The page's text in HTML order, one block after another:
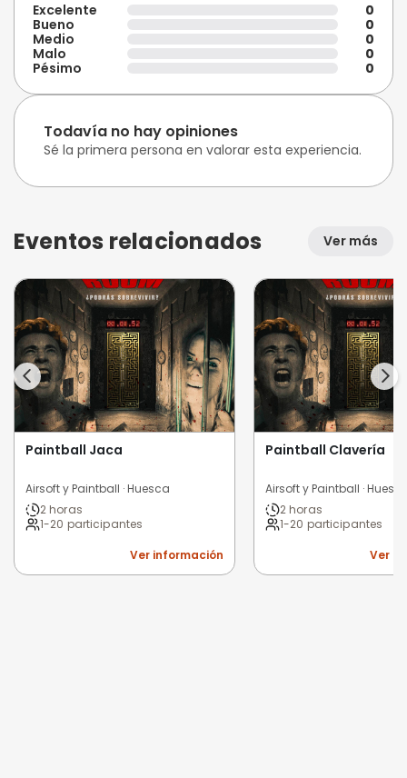
Excelente
0
Bueno
0
Medio
0
Malo
0
Pésimo
0
Todavía no hay opiniones
Sé la primera persona en valorar esta experiencia.
Eventos relacionados Ver más
Paintball Jaca
Airsoft y Paintball · Huesca
2 horas
1-20 participantes
Ver información
Paintball Clavería
Airsoft y Paintball ·
2 horas
1-20 participantes
Ver